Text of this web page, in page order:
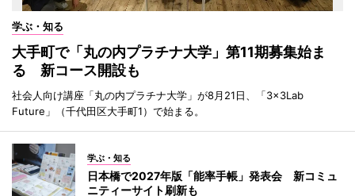
学ぶ・知る
大手町で「丸の内プラチナ大学」第11期募集始ま
る 新コース開設も
社会人向け講座「丸の内プラチナ大学」が8月21日、「3×3Lab
Future」（千代田区大手町1）で始まる。
学ぶ・知る
日本橋で2027年版「能率手帳」発表会 新コミュ
ニティーサイト刷新も